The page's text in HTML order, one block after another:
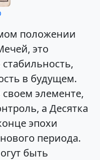
положении
это
в будущем.
элементе,
а Десятка
эпохи
периода.
быть